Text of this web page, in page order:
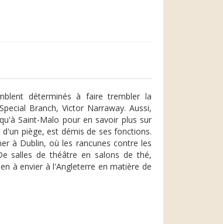
déterminés à faire trembler la
Branch, Victor Narraway. Aussi,
Saint-Malo pour en savoir plus sur
piège, est démis de ses fonctions.
à Dublin, où les rancunes contre les
salles de théâtre en salons de thé,
à envier à l'Angleterre en matière de